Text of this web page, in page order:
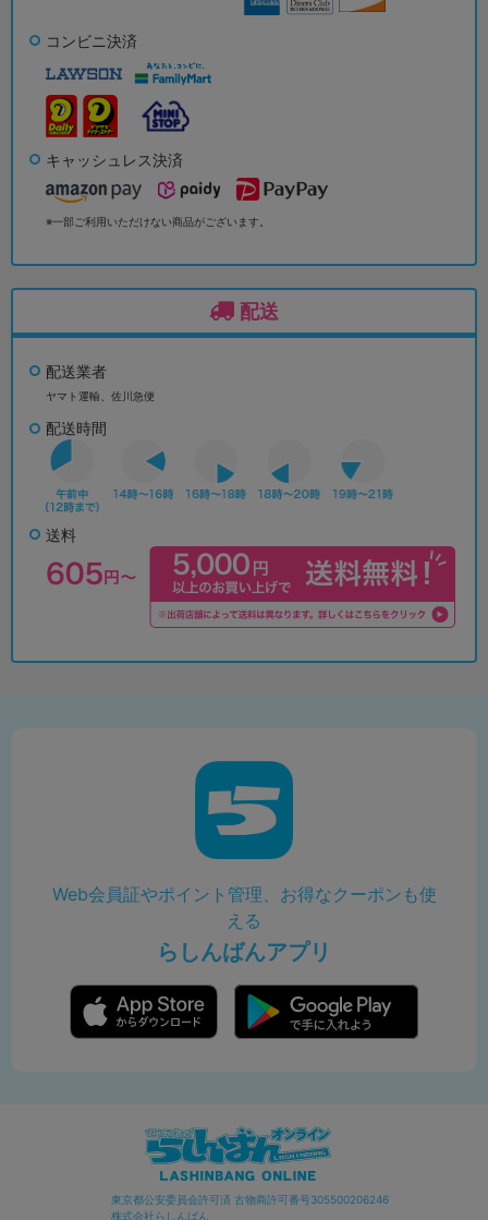
コンビニ決済
キャッシュレス決済
※一部ご利用いただけない商品がございます。
配送
配送業者
ヤマト運輸、佐川急便
配送時間
送料
Web会員証やポイント管理、お得なクーポンも使
える
らしんばんアプリ
東京都公安委員会許可済 古物商許可番号305500206246
株式会社らしんばん